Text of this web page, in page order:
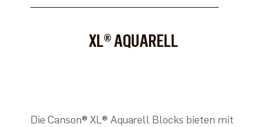
XL® AQUARELL
Die Canson® XL® Aquarell Blocks bieten mit